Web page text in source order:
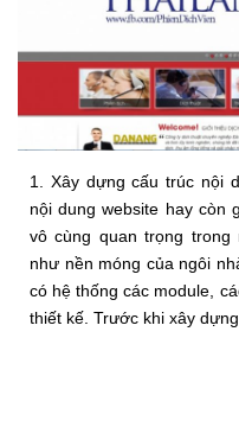
1. Xây dựng cấu trúc nội
nội dung website hay còn
vô cùng quan trọng
như nền móng của ngôi
có hệ thống các module,
thiết kế. Trước khi xây